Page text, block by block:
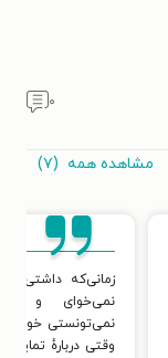
۰
مشاهده همه (۷)
زمانی‌که داشتی
نمی‌خوای و
نمی‌تونستی
وقتی دربارهٔ